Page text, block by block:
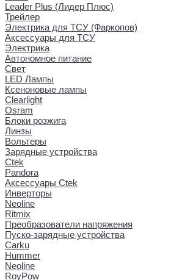
Leader Plus (Лидер Плюс)
Трейлер
Электрика для ТСУ (Фаркопов)
Аксессуары для ТСУ
Электрика
Автономное питание
Свет
LED Лампы
Ксеноновые лампы
Clearlight
Osram
Блоки розжига
Линзы
Вольтеры
Зарядные устройства
Ctek
Pandora
Аксессуары Ctek
Инверторы
Neoline
Ritmix
Преобразователи напряжения
Пуско-зарядные устройства
Carku
Hummer
Neoline
RoyPow